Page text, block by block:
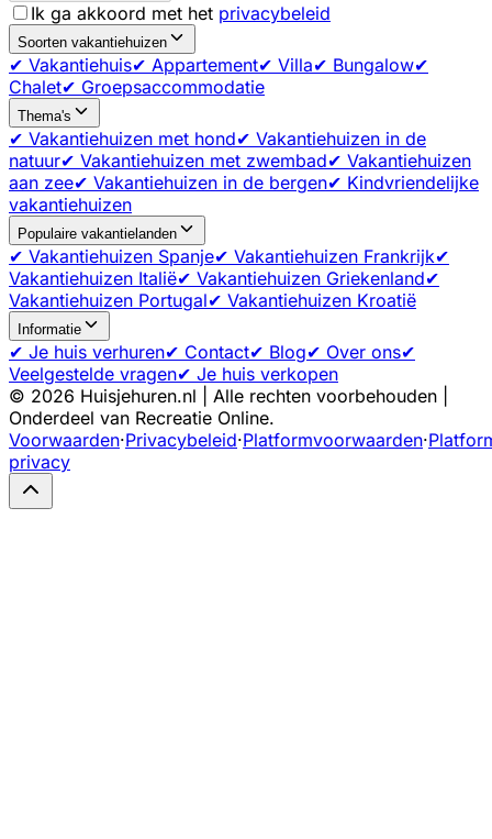
Ik ga akkoord met het privacybeleid
Soorten vakantiehuizen
✔ Vakantiehuis✔ Appartement✔ Villa✔ Bungalow✔
Chalet✔ Groepsaccommodatie
Thema's
✔ Vakantiehuizen met hond✔ Vakantiehuizen in de
natuur✔ Vakantiehuizen met zwembad✔ Vakantiehuizen
aan zee✔ Vakantiehuizen in de bergen✔ Kindvriendelijke
vakantiehuizen
Populaire vakantielanden
✔ Vakantiehuizen Spanje✔ Vakantiehuizen Frankrijk✔
Vakantiehuizen Italië✔ Vakantiehuizen Griekenland✔
Vakantiehuizen Portugal✔ Vakantiehuizen Kroatië
Informatie
✔ Je huis verhuren✔ Contact✔ Blog✔ Over ons✔
Veelgestelde vragen✔ Je huis verkopen
© 2026 Huisjehuren.nl | Alle rechten voorbehouden |
Onderdeel van Recreatie Online.
Voorwaarden·Privacybeleid·Platformvoorwaarden·
privacy